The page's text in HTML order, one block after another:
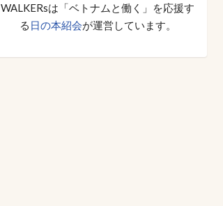
WALKERsは「ベトナムと働く」を応援す
る 日の本紹会が運営しています。